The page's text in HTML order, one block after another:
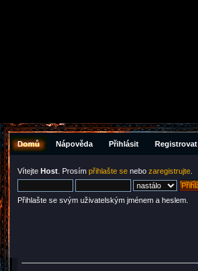
Domů Nápověda Přihlásit Registrovat
Vítejte Host . Prosím přihlašte se nebo zaregistrujte
Přihlašte se svým uživatelským jménem a heslem.